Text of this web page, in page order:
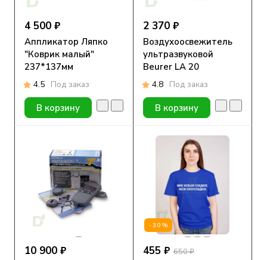
4 500 ₽
Аппликатор Ляпко
"Коврик малый"
237*137мм
4.5 Под заказ
В корзину
2 370 ₽
Воздухоосвежитель
ультразвуковой
Beurer LA 20
4.8 Под заказ
В корзину
10 900 ₽
-30%
455 ₽ 650 ₽